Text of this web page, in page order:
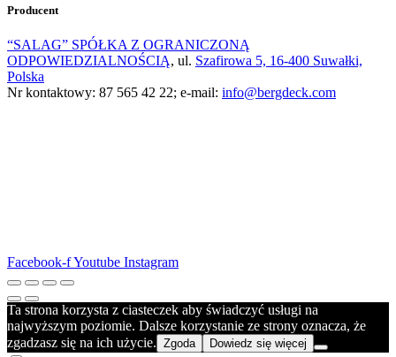
Producent
“SALAG” SPÓŁKA Z OGRANICZONĄ
ODPOWIEDZIALNOŚCIĄ, ul. Szafirowa 5, 16-400 Suwałki,
Polska
Nr kontaktowy: 87 565 42 22; e-mail: info@bergdeck.com
Facebook-fYoutube Instagram
Ta strona korzysta z ciasteczek aby świadczyć usługi na
najwyższym poziomie. Dalsze korzystanie ze strony oznacza, że
zgadzasz się na ich użycie. Zgoda Dowiedz się więcej